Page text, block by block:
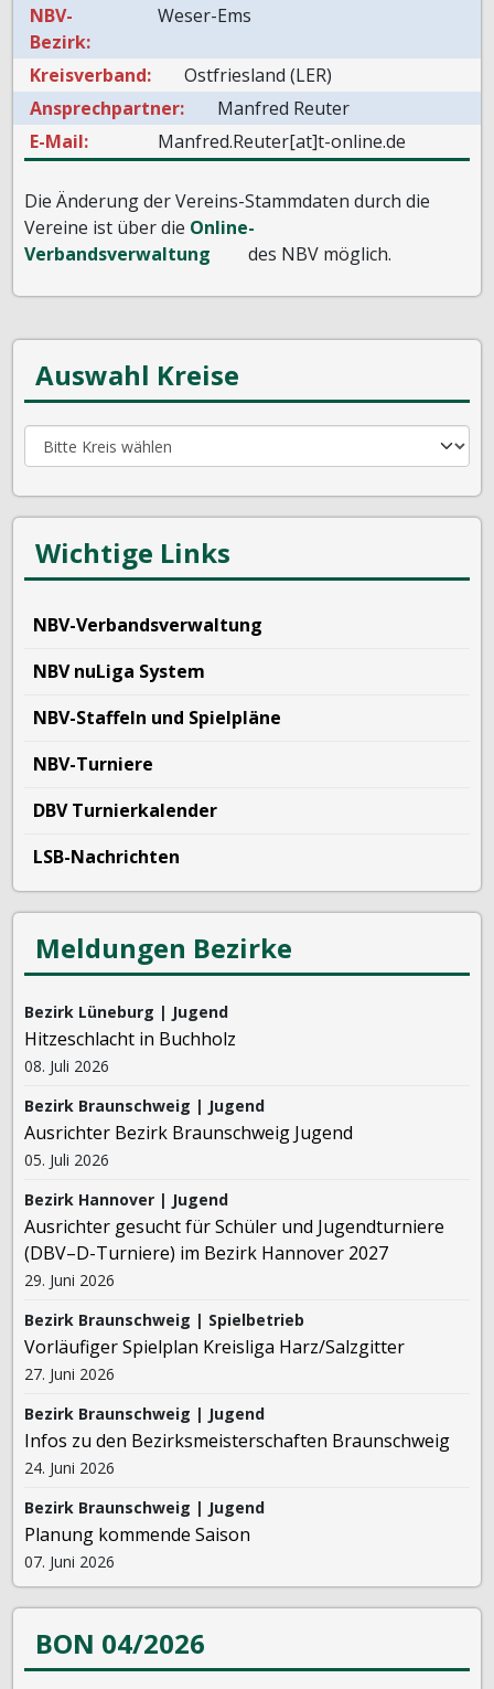
NBV-
Bezirk:
Weser-Ems
Kreisverband:
Ostfriesland (LER)
Ansprechpartner:
Manfred Reuter
E-Mail:
Manfred.Reuter[at]t-online.de
Die Änderung der Vereins-Stammdaten durch die
Vereine ist über die Online-
Verbandsverwaltung
des NBV möglich.
Auswahl Kreise
Wichtige Links
NBV-Verbandsverwaltung
NBV nuLiga System
NBV-Staffeln und Spielpläne
NBV-Turniere
DBV Turnierkalender
LSB-Nachrichten
Meldungen Bezirke
Bezirk Lüneburg | Jugend
Hitzeschlacht in Buchholz
08. Juli 2026
Bezirk Braunschweig | Jugend
Ausrichter Bezirk Braunschweig Jugend
05. Juli 2026
Bezirk Hannover | Jugend
Ausrichter gesucht für Schüler und Jugendturniere
(DBV–D-Turniere) im Bezirk Hannover 2027
29. Juni 2026
Bezirk Braunschweig | Spielbetrieb
Vorläufiger Spielplan Kreisliga Harz/Salzgitter
27. Juni 2026
Bezirk Braunschweig | Jugend
Infos zu den Bezirksmeisterschaften Braunschweig
24. Juni 2026
Bezirk Braunschweig | Jugend
Planung kommende Saison
07. Juni 2026
BON 04/2026